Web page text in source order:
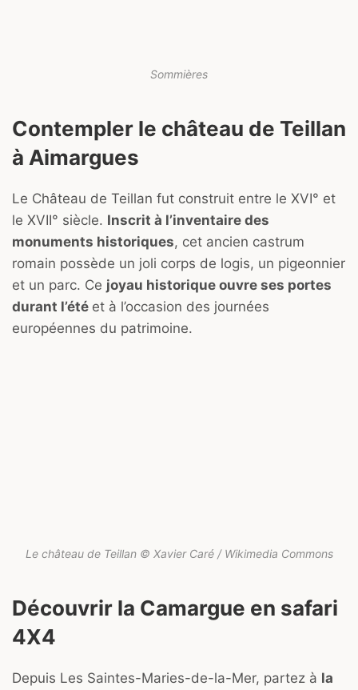
Sommières
Contempler le château de Teillan
à Aimargues
Le Château de Teillan fut construit entre le XVI° et
le XVII° siècle. Inscrit à l’inventaire des
monuments historiques, cet ancien castrum
romain possède un joli corps de logis, un pigeonnier
et un parc. Ce joyau historique ouvre ses portes
durant l’été et à l’occasion des journées
européennes du patrimoine.
Le château de Teillan © Xavier Caré / Wikimedia Commons
Découvrir la Camargue en safari
4X4
Depuis Les Saintes-Maries-de-la-Mer, partez à la